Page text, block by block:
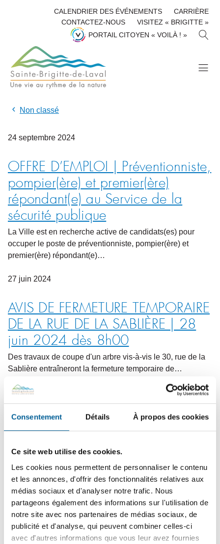
Consentement Détails À propos des cookies
Ce site web utilise des cookies.
Les cookies nous permettent de personnaliser le contenu
et les annonces, d'offrir des fonctionnalités relatives aux
médias sociaux et d'analyser notre trafic. Nous
partageons également des informations sur l'utilisation de
notre site avec nos partenaires de médias sociaux, de
publicité et d'analyse, qui peuvent combiner celles-ci
avec d'autres informations que vous leur avez fournies
CALENDRIER DES ÉVÉNEMENTS
CARRIÈRE
CONTACTEZ-NOUS
VISITEZ « BRIGITTE »
PORTAIL CITOYEN « VOILÀ ! »
H
Non classé
24 septembre 2024
OFFRE D’EMPLOI | Préventionniste,
pompier(ère) et premier(ère)
répondant(e) au Service de la
sécurité publique
La Ville est en recherche active de candidats(es) pour
occuper le poste de préventionniste, pompier(ère) et
premier(ère) répondant(e)…
27 juin 2024
AVIS DE FERMETURE TEMPORAIRE
DE LA RUE DE LA SABLIÈRE | 28
juin 2024 dès 8h00
Des travaux de coupe d'un arbre vis-à-vis le 30, rue de la
Sablière entraîneront la fermeture temporaire de…
29septembre
OFFRE D’EMPLOI | Préposé(e) à
territoire
La Ville est en recherche active de candidats(es) pour
occuper le poste de préposé(e) à l'inspection au sein…
29septembre 2023
COLLECTE DES MATIÈRES